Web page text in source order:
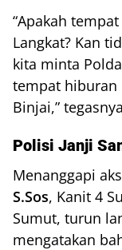
“Apakah
Langkat? Kan
kita minta
tempat hiburan
Binjai,”
Polisi Janji
Menanggapi
S.Sos, Kanit 4
Sumut, turun
mengatakan